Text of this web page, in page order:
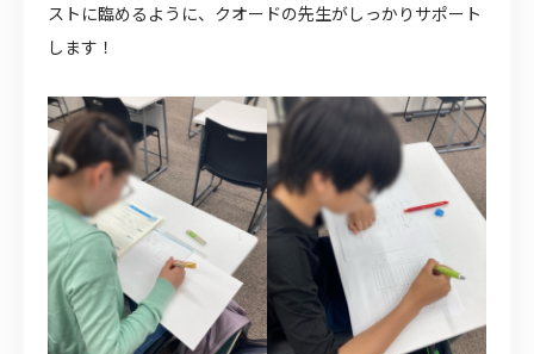
ストに臨めるように、クオードの先生がしっかりサポート
します！